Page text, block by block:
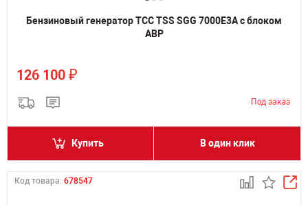
Бензиновый генератор ТСС TSS SGG 7000E3A с блоком
АВР
126 100 ₽
Купить В один клик
Код товара: 678547